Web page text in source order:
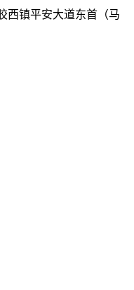
西镇平安大道东首（马